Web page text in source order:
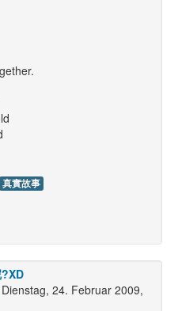
真實故事
24. Februar 2009,